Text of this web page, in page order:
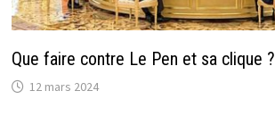
Que faire contre Le Pen et sa clique ?
12 mars 2024